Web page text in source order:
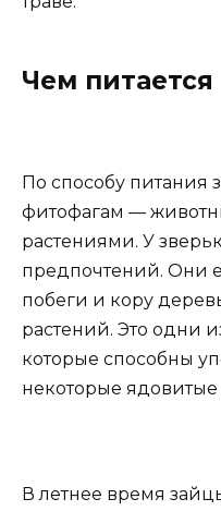
Чем питается
По способу питания
фитофагам —
растениями. У
предпочтений. Они
побеги и кору
растений. Это одни
которые способны
некоторые ядовитые
В летнее время